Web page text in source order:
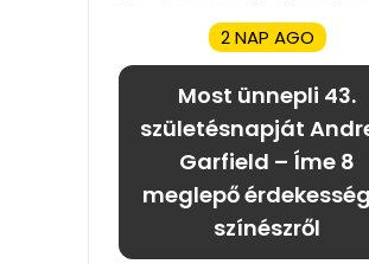
2 NAP AGO
Most ünnepli 43.
születésnapját
Garfield – Íme 8
meglepő
színészről